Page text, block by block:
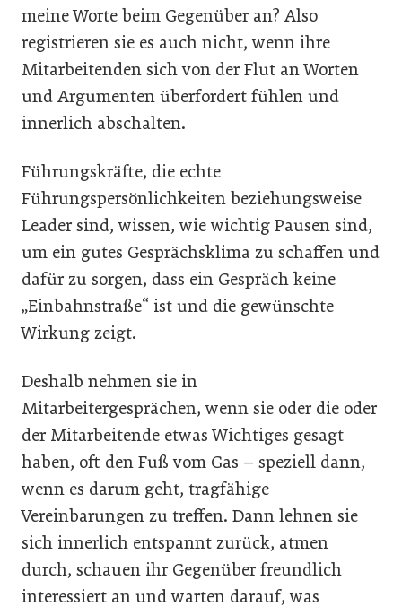
meine Worte beim Gegenüber an? Also
registrieren sie es auch nicht, wenn ihre
Mitarbeitenden sich von der Flut an Worten
und Argumenten überfordert fühlen und
innerlich abschalten.
Führungskräfte, die echte
Führungspersönlichkeiten beziehungsweise
Leader sind, wissen, wie wichtig Pausen sind,
um ein gutes Gesprächsklima zu schaffen und
dafür zu sorgen, dass ein Gespräch keine
„Einbahnstraße“ ist und die gewünschte
Wirkung zeigt.
Deshalb nehmen sie in
Mitarbeitergesprächen, wenn sie oder die oder
der Mitarbeitende etwas Wichtiges gesagt
haben, oft den Fuß vom Gas – speziell dann,
wenn es darum geht, tragfähige
Vereinbarungen zu treffen. Dann lehnen sie
sich innerlich entspannt zurück, atmen
durch, schauen ihr Gegenüber freundlich
interessiert an und warten darauf, was